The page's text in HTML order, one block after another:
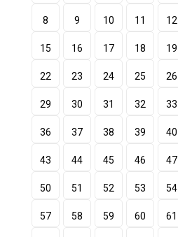
8 9 10 11 12
15 16 17 18 19
22 23 24 25 26
29 30 31 32 33
36 37 38 39 40
43 44 45 46 47
50 51 52 53 54
57 58 59 60 61